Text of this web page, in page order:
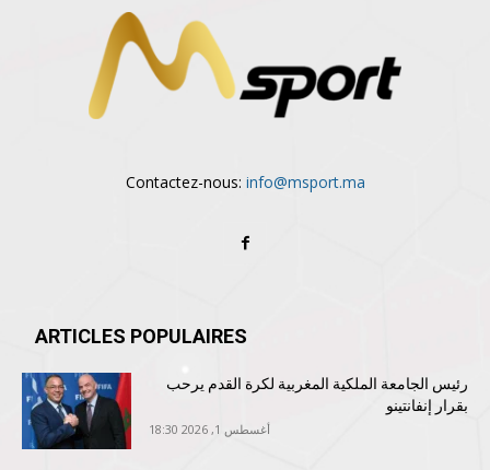
Contactez-nous: info@msport.ma
ARTICLES POPULAIRES
رئيس الجامعة الملكية المغربية لكرة القدم يرحب
بقرار إنفانتينو
أغسطس 1, 2026 18:30